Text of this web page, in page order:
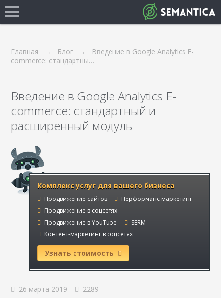
Главная Блог
Введение в Google Analytics E-
commerce: стандартны…
Введение в Google Analytics E-
commerce: стандартный и
расширенный модуль
Комплекс услуг для вашего бизнеса
Продвижение сайтов
Перформанс маркетинг
Продвижение в соцсетях
Продвижение в YouTube
SERM
Контент-маркетинг в соцсетях
Узнать стоимость
26 марта 2019 2289